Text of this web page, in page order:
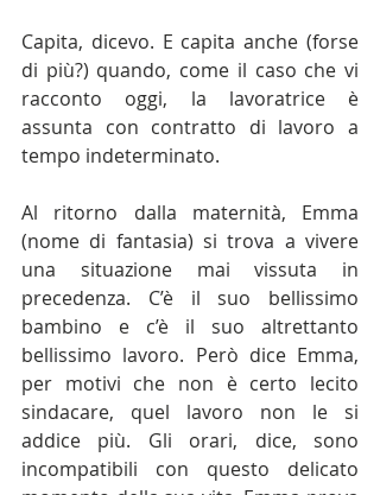
Capita, dicevo. E capita anche (forse
di più?) quando, come il caso che vi
racconto oggi, la lavoratrice è
assunta con contratto di lavoro a
tempo indeterminato.
Al ritorno dalla maternità, Emma
(nome di fantasia) si trova a vivere
una situazione mai vissuta in
precedenza. C’è il suo bellissimo
bambino e c’è il suo altrettanto
bellissimo lavoro. Però dice Emma,
per motivi che non è certo lecito
sindacare, quel lavoro non le si
addice più. Gli orari, dice, sono
incompatibili con questo delicato